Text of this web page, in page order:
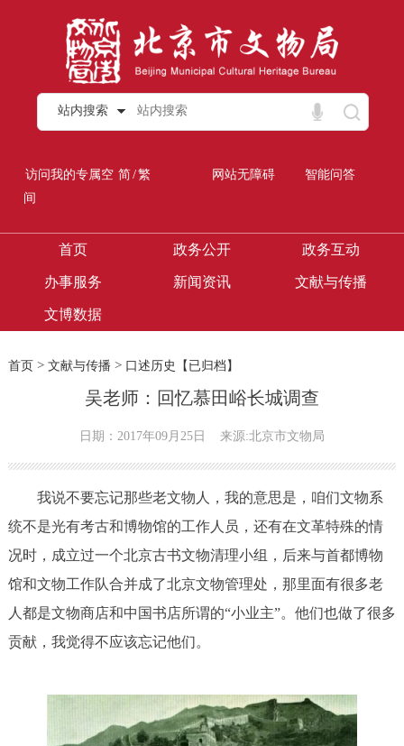
站内搜索
访问我的专属空
间
简/繁 网站无障碍 智能问答
首页 政务公开 政务互动
办事服务 新闻资讯 文献与传播
文博数据
首页> 文献与传播 > 口述历史【已归档】
吴老师：回忆慕田峪长城调查
日期：2017年09月25日 来源:北京市文物局
我说不要忘记那些老文物人，我的意思是，咱们文物系
统不是光有考古和博物馆的工作人员，还有在文革特殊的情
况时，成立过一个北京古书文物清理小组，后来与首都博物
馆和文物工作队合并成了北京文物管理处，那里面有很多老
人都是文物商店和中国书店所谓的“小业主”。他们也做了很多
贡献，我觉得不应该忘记他们。